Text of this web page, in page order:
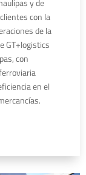
y de
con la
de la
GT+logistics
con
en el